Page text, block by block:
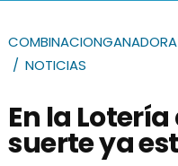
COMBINACIONGANADORA
NOTICIAS
En la
suerte ya